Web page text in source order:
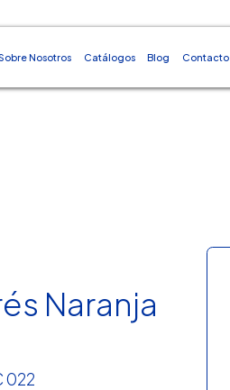
Nosotros Catálogos Blog Contacto
Naranja
022